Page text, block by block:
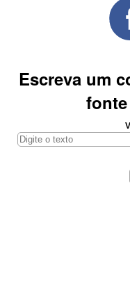
Escreva um